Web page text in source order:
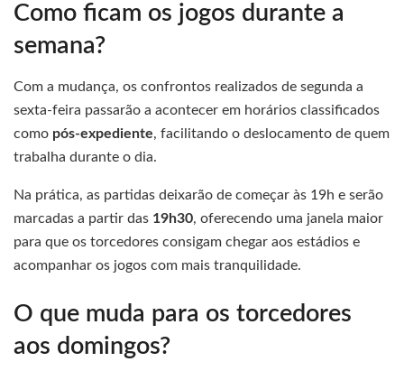
Como ficam os jogos durante a
semana?
Com a mudança, os confrontos realizados de segunda a
sexta-feira passarão a acontecer em horários classificados
como pós-expediente, facilitando o deslocamento de quem
trabalha durante o dia.
Na prática, as partidas deixarão de começar às 19h e serão
marcadas a partir das 19h30, oferecendo uma janela maior
para que os torcedores consigam chegar aos estádios e
acompanhar os jogos com mais tranquilidade.
O que muda para os torcedores
aos domingos?